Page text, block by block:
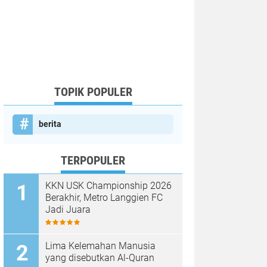
TOPIK POPULER
berita
TERPOPULER
KKN USK Championship 2026
Berakhir, Metro Langgien FC
Jadi Juara
Lima Kelemahan Manusia
yang disebutkan Al-Quran